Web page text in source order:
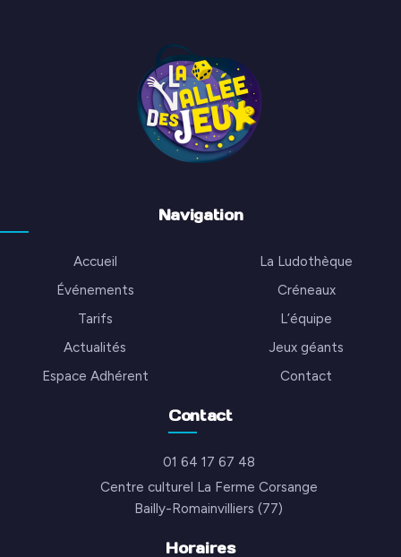
Navigation
Accueil
La Ludothèque
Événements
Créneaux
Tarifs
L’équipe
Actualités
Jeux géants
Espace Adhérent
Contact
Contact
01 64 17 67 48
Centre culturel La Ferme Corsange
Bailly-Romainvilliers (77)
Horaires